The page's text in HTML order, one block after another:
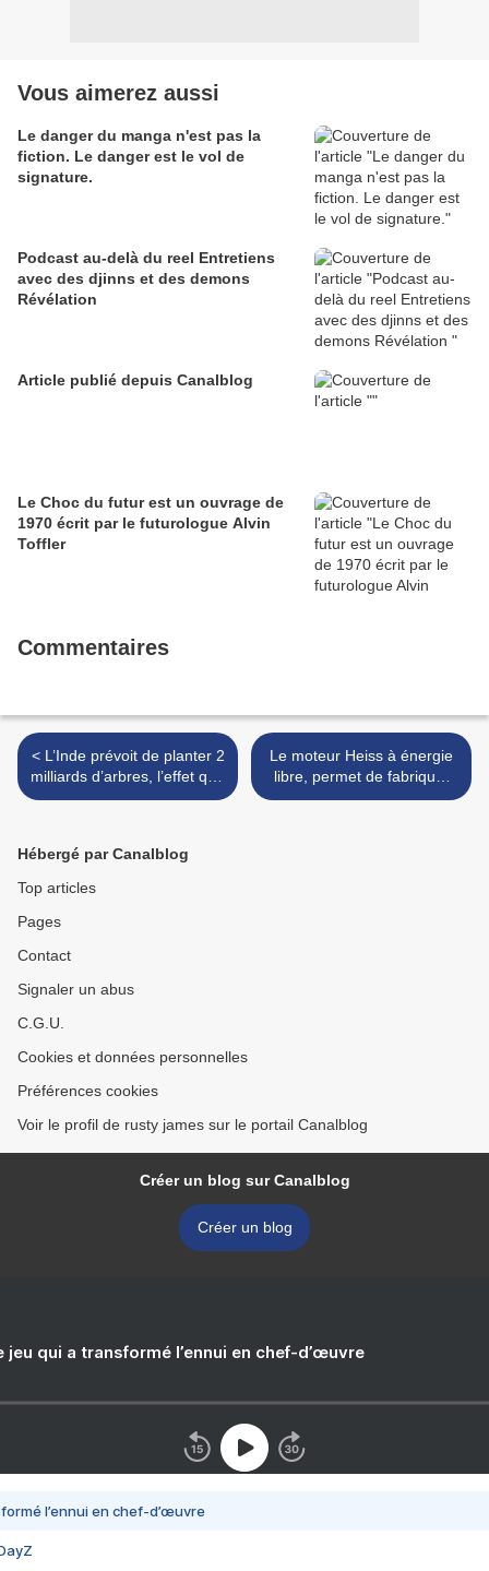
Vous aimerez aussi
Le danger du manga n'est pas la
fiction. Le danger est le vol de
signature.
Podcast au-delà du reel Entretiens
avec des djinns et des demons
Révélation
Article publié depuis Canalblog
Le Choc du futur est un ouvrage de
1970 écrit par le futurologue Alvin
Toffler
Commentaires
< L’Inde prévoit de planter 2
milliards d’arbres, l’effet que
cela aura est incroyable
Le moteur Heiss à énergie
libre, permet de fabriquer
du courant ou que vous
Hébergé par Canalblog
Top articles
Pages
Contact
Signaler un abus
C.G.U.
Cookies et données personnelles
Préférences cookies
Voir le profil de rusty james sur le portail Canalblog
Créer un blog sur Canalblog
Créer un blog
jeu qui a transformé l’ennui en chef-d’œuvre
l’ennui en chef-d’œuvre